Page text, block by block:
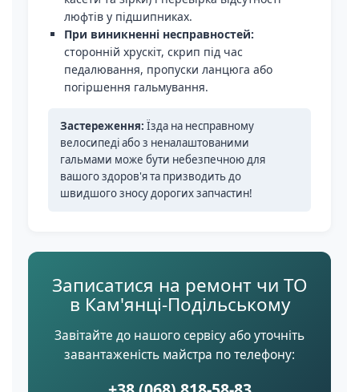
люфтів у підшипниках.
При виникненні несправностей:
сторонній хрускіт, скрип під час
педалювання, пропуски ланцюга або
погіршення гальмування.
Застереження: Їзда на несправному
велосипеді або з неналаштованими
гальмами може бути небезпечною для
вашого здоров'я та призводить до
швидшого зносу дорогих запчастин!
Записатися на ремонт чи ТО
в Кам'янці-Подільському
Завітайте до нашого сервісу або уточніть
завантаженість майстра по телефону: